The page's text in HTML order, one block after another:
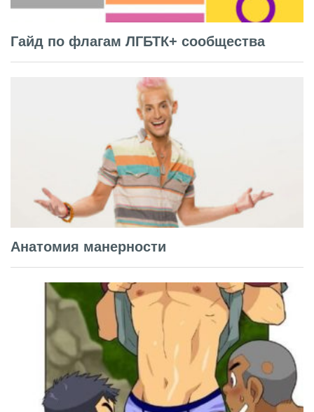
Гайд по флагам ЛГБТК+ сообщества
Анатомия манерности